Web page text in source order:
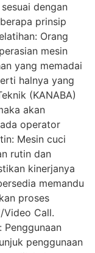
dengan
prinsip
Orang
mesin
yang memadai
halnya yang
(KANABA)
akan
operator
Mesin cuci
rutin dan
kinerjanya
memandu
proses
Video Call.
Penggunaan
penggunaan